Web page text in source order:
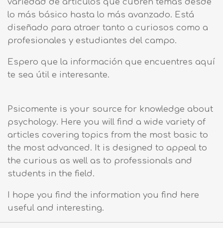
variedad de artículos que cubren temas desde
lo más básico hasta lo más avanzado. Está
diseñado para atraer tanto a curiosos como a
profesionales y estudiantes del campo.
Espero que la información que encuentres aquí
te sea útil e interesante.
Psicomente is your source for knowledge about
psychology. Here you will find a wide variety of
articles covering topics from the most basic to
the most advanced. It is designed to appeal to
the curious as well as to professionals and
students in the field.
I hope you find the information you find here
useful and interesting.